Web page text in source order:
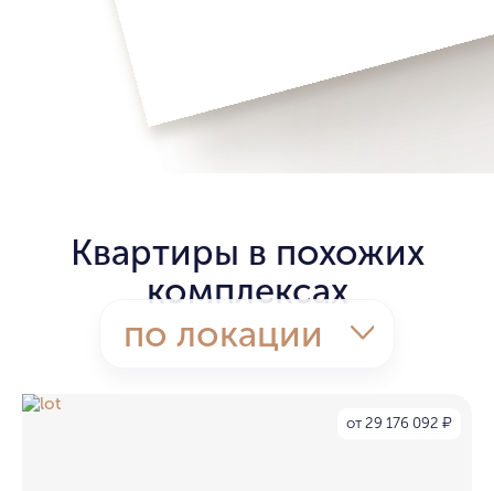
Квартиры в похожих
комплексах
по локации
от 29 176 092 ₽